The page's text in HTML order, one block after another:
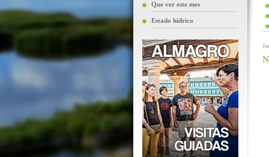
Que ver este mes
Estado hídrico